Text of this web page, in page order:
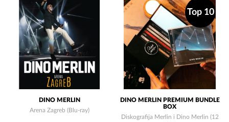
DINO MERLIN
Arena Zagreb (Blu-ray)
Top 10
DINO MERLIN PREMIUM BUNDLE
BOX
Diskografija Merlin i Dino Merlin (12